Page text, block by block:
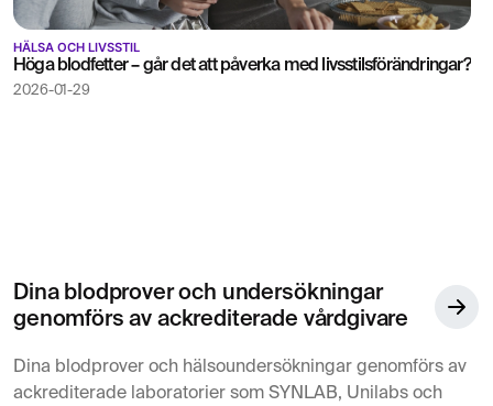
HÄLSA OCH LIVSSTIL
Höga blodfetter – går det att påverka med livsstilsförändringar?
2026-01-29
Dina blodprover och undersökningar
genomförs av ackrediterade vårdgivare
Dina blodprover och hälsoundersökningar genomförs av
ackrediterade laboratorier som SYNLAB, Unilabs och